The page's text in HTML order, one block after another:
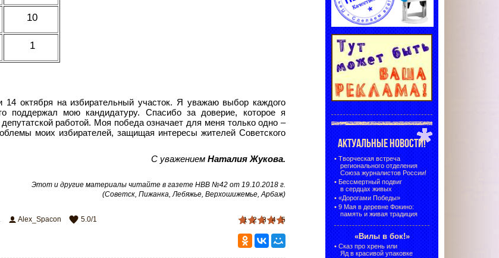
10
1
октября на избирательный участок. Я уважаю выбор каждого
поддержал мою кандидатуру. Спасибо за доверие, которое я
работой. Моя победа означает для меня только одно –
моих избирателей, защищая интересы жителей Советского
С уважением Наталия Жукова.
Этот и другие материалы читайте в газете НВВ №42 от 19.10.2018 г.
(Советск, Пижанка, Лебяжье, Верхошижемье, Арбаж)
1 2 3 4 5
Alex_Spacon 5.0/1
АКТУАЛЬНЫЕ НОВОСТИ!
• Творческая встреча
регионального отделения
Союза журналистов России!
• Бессмертный подвиг
в сердцах живых
• «Дорогами Победы»
• 9 Мая в деревне Фокино:
память и живая традиция
«Вилы в бок!»
• Сказ про хрень или
Яд в красивой упаковке